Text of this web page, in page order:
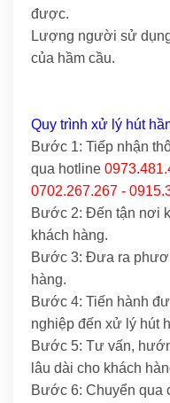
được.
Lượng người sử
của hầm cầu.
Quy trình xử lý hút
Bước 1: Tiếp nhận
qua hotline
0702.267.267 -
Bước 2: Đến tận nơi
khách hàng.
Bước 3: Đưa ra
hàng.
Bước 4: Tiến hành
nghiệp đến xử lý hút
Bước 5: Tư vấn,
lâu dài cho khách
Bước 6: Chuyển qua